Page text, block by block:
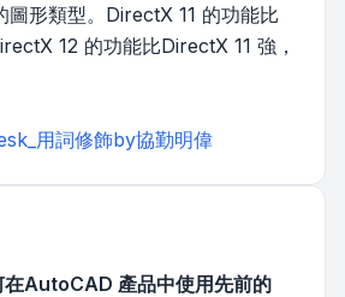
圖形類型。DirectX 11 的功能比
12 的功能比DirectX 11 強，
用詞修飾by協勤明偉
在AutoCAD 產品中使用先前的